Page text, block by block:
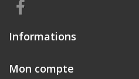
Informations
Mon compte